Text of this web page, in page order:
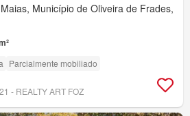
Município de Oliveira de Frades,
Parcialmente mobiliado
- REALTY ART FOZ